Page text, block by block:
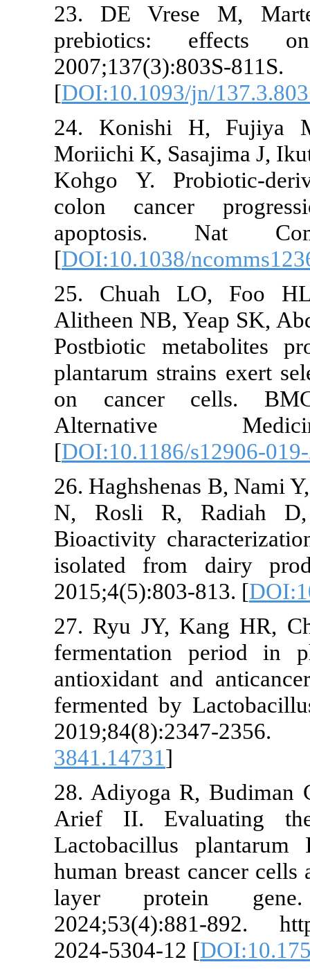
23. DE
[
24.
Moriichi K,
Kohgo Y.
colon
[
25. Chuah
Alitheen NB,
Postbiotic
plantarum
on cancer
[
26.
N, Rosli R,
Bioactivity
isolated
27. Ryu JY,
antioxidant
fermented
28. Adiyoga
Arief II.
human
layer
2024-5304-